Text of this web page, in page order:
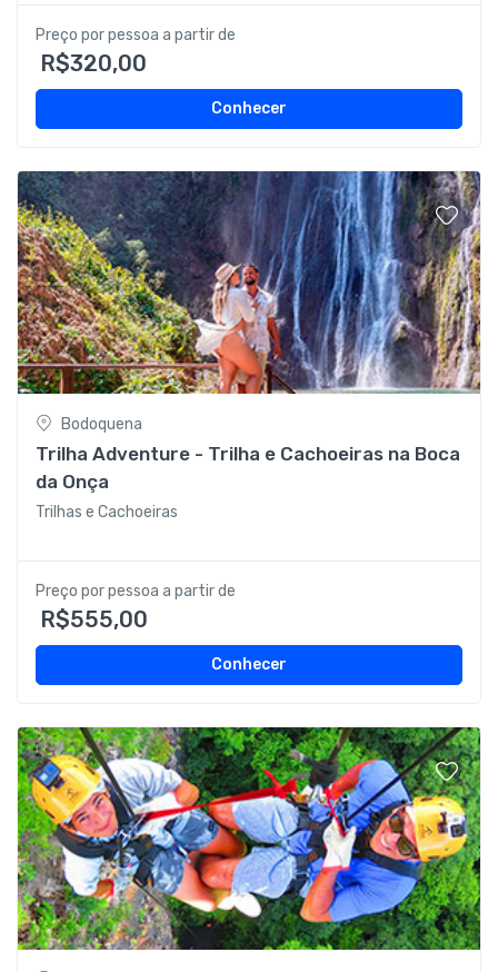
Preço por pessoa a partir de
R$320,00
Conhecer
Bodoquena
Trilha Adventure - Trilha e Cachoeiras na Boca
da Onça
Trilhas e Cachoeiras
Preço por pessoa a partir de
R$555,00
Conhecer